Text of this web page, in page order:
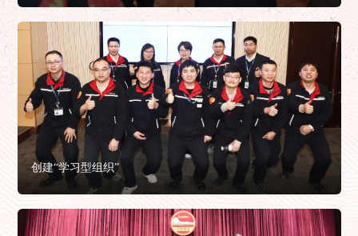
创建“学习型组织”